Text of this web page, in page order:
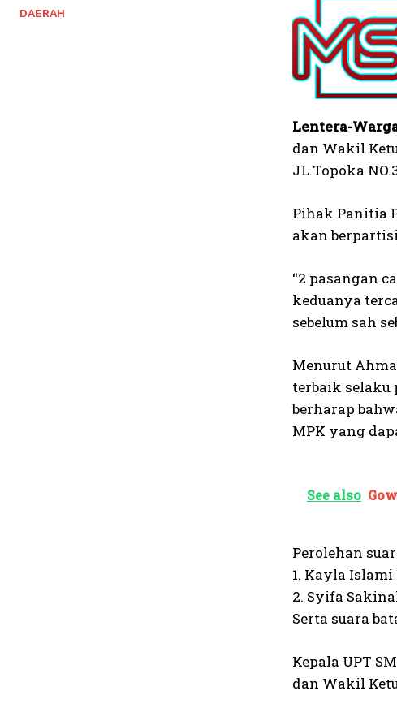
DAERAH
Lentera-
dan Wakil
JL.Topoka
Pihak Panitia
akan
“2 pasangan
keduanya
sebelum sah
Menurut
terbaik selaku
berharap
MPK yang
See also
Perolehan
1. Kayla Islami
2. Syifa
Serta suara
Kepala UPT
dan Wakil